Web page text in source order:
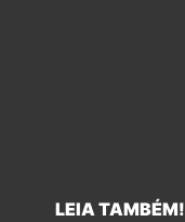
LEIA TAMBÉM!